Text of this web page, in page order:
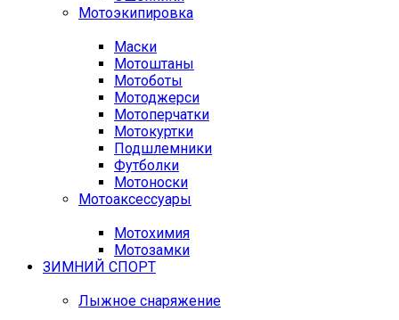
Мотоэкипировка
Маски
Мотоштаны
Мотоботы
Мотоджерси
Мотоперчатки
Мотокуртки
Подшлемники
Футболки
Мотоноски
Мотоаксессуары
Мотохимия
Мотозамки
ЗИМНИЙ СПОРТ
Лыжное снаряжение